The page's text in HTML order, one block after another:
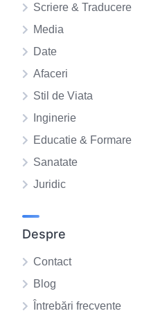
Scriere & Traducere
Media
Date
Afaceri
Stil de Viata
Inginerie
Educatie & Formare
Sanatate
Juridic
Despre
Contact
Blog
Întrebări frecvente